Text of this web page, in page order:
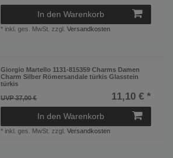
In den Warenkorb
* inkl. ges. MwSt. zzgl.Versandkosten
Giorgio Martello 1131-815359 Charms Damen
Charm Silber Römersandale türkis Glasstein
türkis
UVP 37,00 €
11,10 € *
In den Warenkorb
* inkl. ges. MwSt. zzgl.Versandkosten